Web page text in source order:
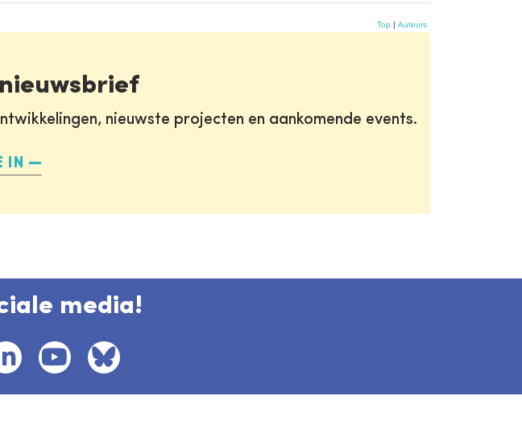
Top | Auteurs
nieuwste projecten en aankomende events.
IN
media!